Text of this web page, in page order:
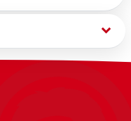
skole, kontor eller som
keyboard_arrow_down